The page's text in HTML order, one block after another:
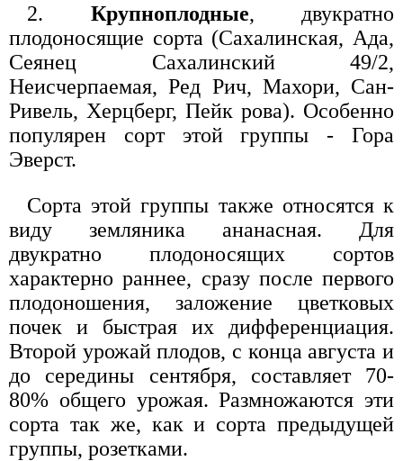
2. Крупноплодные, двукратно
плодоносящие сорта (Сахалинская, Ада,
Сеянец Сахалинский 49/2,
Неисчерпаемая, Ред Рич, Махори, Сан-
Ривель, Херцберг, Пейк рова). Особенно
популярен сорт этой группы - Гора
Эверст.
Сорта этой группы также относятся к
виду земляника ананасная. Для
двукратно плодоносящих сортов
характерно раннее, сразу после первого
плодоношения, заложение цветковых
почек и быстрая их дифференциация.
Второй урожай плодов, с конца августа и
до середины сентября, составляет 70-
80% общего урожая. Размножаются эти
сорта так же, как и сорта предыдущей
группы, розетками.